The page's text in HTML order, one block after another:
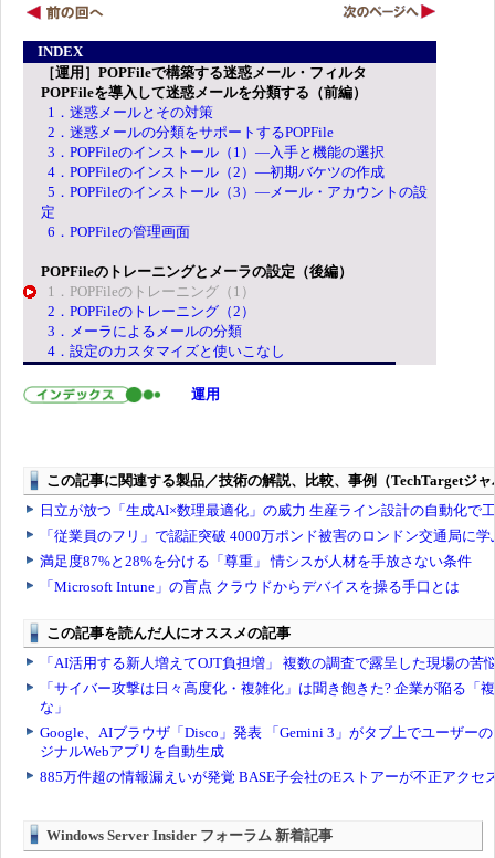
INDEX
［運用］POPFileで構築する迷惑メール・フィルタ
POPFileを導入して迷惑メールを分類する（前編）
1．迷惑メールとその対策
2．迷惑メールの分類をサポートするPOPFile
3．POPFileのインストール（1）―入手と機能の選択
4．POPFileのインストール（2）―初期バケツの作成
5．POPFileのインストール（3）―メール・アカウントの設
定
6．POPFileの管理画面
POPFileのトレーニングとメーラの設定（後編）
1．POPFileのトレーニング（1）
2．POPFileのトレーニング（2）
3．メーラによるメールの分類
4．設定のカスタマイズと使いこなし
運用
Windows Server Insider フォーラム 新着記事